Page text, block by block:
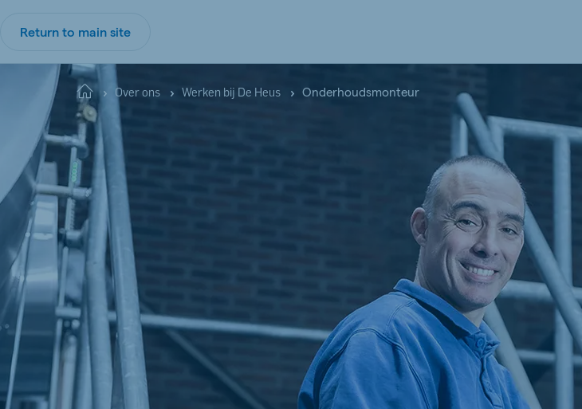
Return to main site
Home Over ons Werken bij De Heus Onderhoudsmonteur